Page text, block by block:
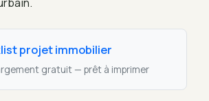
projet immobilier
gratuit — prêt à imprimer